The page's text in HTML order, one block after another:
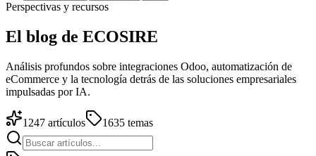
Perspectivas y recursos
El blog de ECOSIRE
Análisis profundos sobre integraciones Odoo, automatización de
eCommerce y la tecnología detrás de las soluciones empresariales
impulsadas por IA.
1247 artículos 1635 temas